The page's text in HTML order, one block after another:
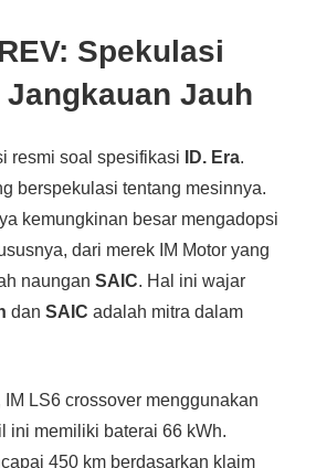
: Spekulasi
Jauh
resmi soal spesifikasi ID. Era.
berspekulasi tentang mesinnya.
kemungkinan besar mengadopsi
dari merek IM Motor yang
naungan SAIC. Hal ini wajar
dan SAIC adalah mitra dalam
LS6 crossover menggunakan
ini memiliki baterai 66 kWh.
450 km berdasarkan klaim